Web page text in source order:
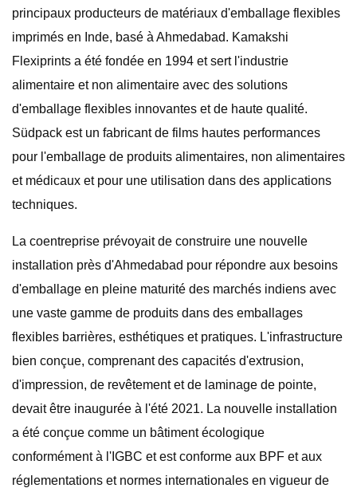
principaux producteurs de matériaux d'emballage flexibles
imprimés en Inde, basé à Ahmedabad. Kamakshi
Flexiprints a été fondée en 1994 et sert l'industrie
alimentaire et non alimentaire avec des solutions
d'emballage flexibles innovantes et de haute qualité.
Südpack est un fabricant de films hautes performances
pour l'emballage de produits alimentaires, non alimentaires
et médicaux et pour une utilisation dans des applications
techniques.
La coentreprise prévoyait de construire une nouvelle
installation près d'Ahmedabad pour répondre aux besoins
d'emballage en pleine maturité des marchés indiens avec
une vaste gamme de produits dans des emballages
flexibles barrières, esthétiques et pratiques. L'infrastructure
bien conçue, comprenant des capacités d'extrusion,
d'impression, de revêtement et de laminage de pointe,
devait être inaugurée à l'été 2021. La nouvelle installation
a été conçue comme un bâtiment écologique
conformément à l'IGBC et est conforme aux BPF et aux
réglementations et normes internationales en vigueur de